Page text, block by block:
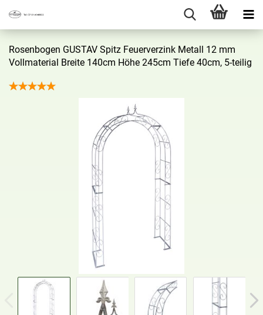
Ro­sen­bo­gen GUS­TAV Spitz Feu­er­ver­zink Me­tall 12 mm
Voll­ma­te­ri­al Brei­te 140cm Höhe 245cm Tiefe 40cm, 5-​teilig